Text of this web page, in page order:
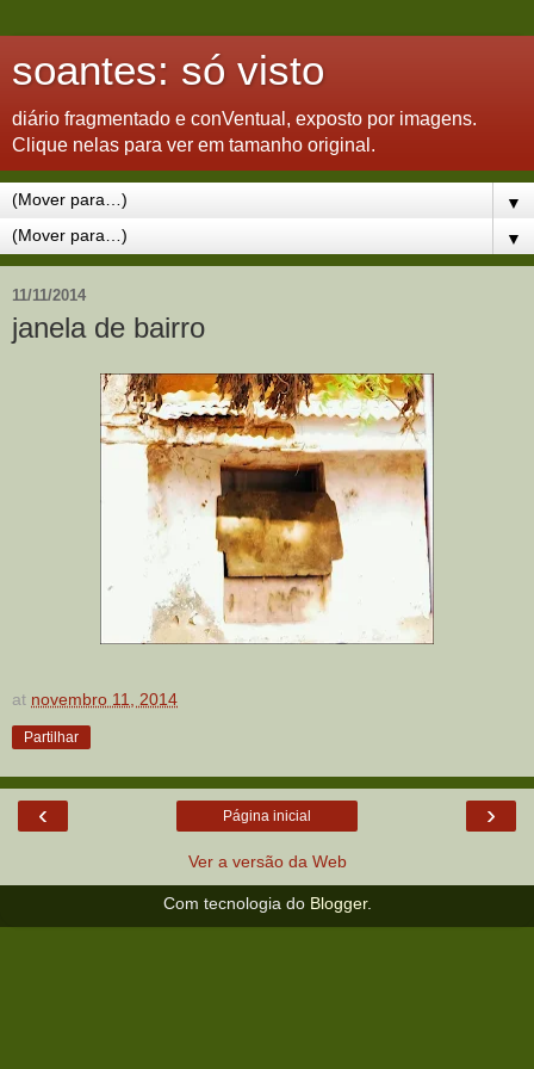
soantes: só visto
diário fragmentado e conVentual, exposto por imagens.
Clique nelas para ver em tamanho original.
▼
▼
11/11/2014
janela de bairro
at novembro 11, 2014
Partilhar
‹ ›
Página inicial
Ver a versão da Web
Com tecnologia do Blogger.